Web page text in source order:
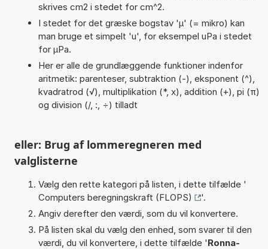
skrives cm2 i stedet for cm^2.
I stedet for det græske bogstav 'µ' (= mikro) kan
man bruge et simpelt 'u', for eksempel uPa i stedet
for µPa.
Her er alle de grundlæggende funktioner indenfor
aritmetik: parenteser, subtraktion (-), eksponent (^),
kvadratrod (√), multiplikation (*, x), addition (+), pi (π)
og division (/, :, ÷) tilladt
eller: Brug af lommeregneren med
valglisterne
Vælg den rette kategori på listen, i dette tilfælde '
Computers beregningskraft (FLOPS)
'.
Angiv derefter den værdi, som du vil konvertere.
På listen skal du vælg den enhed, som svarer til den
værdi, du vil konvertere, i dette tilfælde 'Ronna-